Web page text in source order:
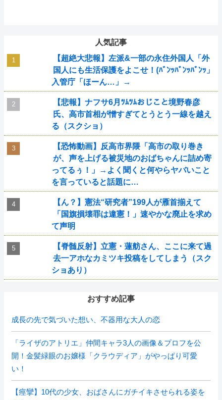
人気記事
【超絶大悲報】左派&一部の永住外国人「外
国人にも生活保護をよこせ！(ﾊﾞﾝｯﾊﾞﾝｯﾊﾞﾝｯ」
入管庁「ほーん…」→
【悲報】ナフサ6月ﾂﾑﾂﾑおじこと境野春彦
氏、高市首相が憎すぎてとうとう一線を越え
る（スクショ）
【恐怖動画】反高市界隈「高市の取り巻き
が、声を上げる被災地のおばちゃんに詰め寄
ってるぅ！」→よく聞くと何やらヤバいこと
を言っていると話題に…
【ん？】憲法“研究者”199人が雁首揃えて
「国旗損壊罪は違憲！」速やかな廃止を求め
て声明
【脊髄反射】立憲・蓮舫さん、ここに来て過
去一アホなカミツキ投稿をしてしまう（スク
ショあり）
おすすめ記事
成長の先で気づいた想い、不器用な大人の恋
「ライザのアトリエ」仲間キャラ3人の画像＆プロフを公
開！金髪緑眼のお嬢様「クラウディア」がやっぱり可愛
い！
【痙攣】10代の少女、おばさんにガチイキさせられる姿を